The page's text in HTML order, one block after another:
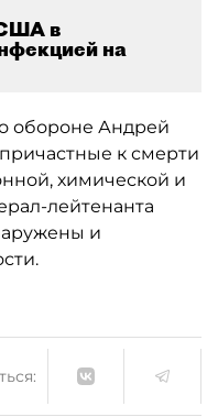
в
на
обороне Андрей
причастные к смерти
химической и
лейтенанта
и